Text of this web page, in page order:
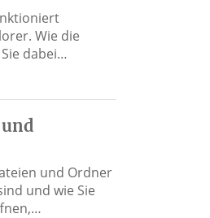
Wie die
dabei…
und Ordner
und wie Sie